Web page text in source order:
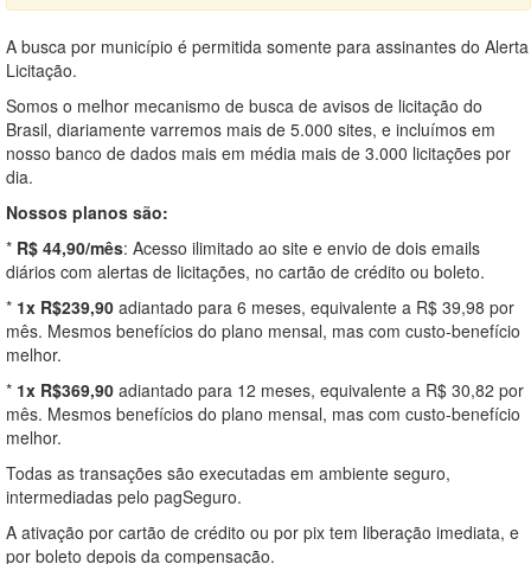
A busca por município é permitida somente para assinantes do Alerta
Licitação.
Somos o melhor mecanismo de busca de avisos de licitação do
Brasil, diariamente varremos mais de 5.000 sites, e incluímos em
nosso banco de dados mais em média mais de 3.000 licitações por
dia.
Nossos planos são:
* R$ 44,90/mês: Acesso ilimitado ao site e envio de dois emails
diários com alertas de licitações, no cartão de crédito ou boleto.
* 1x R$239,90 adiantado para 6 meses, equivalente a R$ 39,98 por
mês. Mesmos benefícios do plano mensal, mas com custo-benefício
melhor.
* 1x R$369,90 adiantado para 12 meses, equivalente a R$ 30,82 por
mês. Mesmos benefícios do plano mensal, mas com custo-benefício
melhor.
Todas as transações são executadas em ambiente seguro,
intermediadas pelo pagSeguro.
A ativação por cartão de crédito ou por pix tem liberação imediata, e
por boleto depois da compensação.